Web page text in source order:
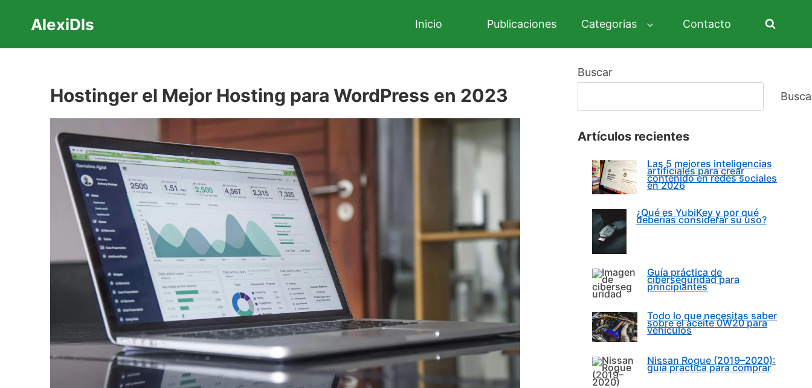
contenido
AlexiDls Inicio Publicaciones Categorias Contacto
Hostinger el Mejor Hosting para WordPress en 2023
Buscar
Artículos recientes
Las 5 mejores inteligencias
artificiales para crear
contenido en redes sociales
en 2026
¿Qué es YubiKey y por qué
deberías considerar su uso?
Guía práctica de
ciberseguridad para
principiantes
Todo lo que necesitas saber
sobre el aceite 0W20 para
vehículos
Nissan Rogue (2019–2020):
guía práctica para comprar